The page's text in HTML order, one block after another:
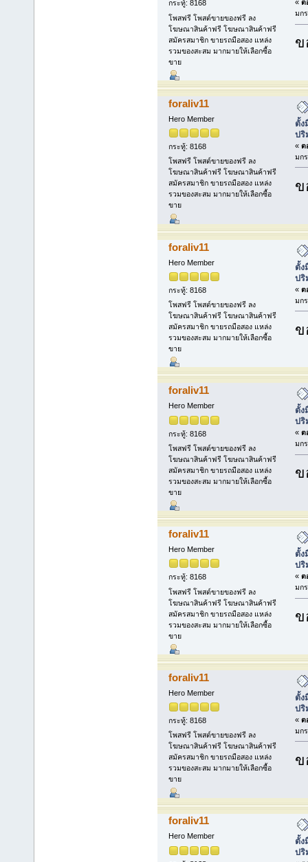
กระทู้: 8168
โพสฟรี โพสต์ขายของฟรี ลง
โฆษณาสินค้าฟรี โฆษณาสินค้าฟรี
สมัครสมาชิก ขายรถมือสอง แหล่ง
รวมของสะสม มากมายให้เลือกซื้อ
ขาย
« ต
มก
ข
foraliv11
Hero Member
กระทู้: 8168
โพสฟรี โพสต์ขายของฟรี ลง
โฆษณาสินค้าฟรี โฆษณาสินค้าฟรี
สมัครสมาชิก ขายรถมือสอง แหล่ง
รวมของสะสม มากมายให้เลือกซื้อ
ขาย
ตั้ง
ป
« ต
มก
ข
foraliv11
Hero Member
กระทู้: 8168
โพสฟรี โพสต์ขายของฟรี ลง
โฆษณาสินค้าฟรี โฆษณาสินค้าฟรี
สมัครสมาชิก ขายรถมือสอง แหล่ง
รวมของสะสม มากมายให้เลือกซื้อ
ขาย
ตั้ง
ป
« ต
มก
ข
foraliv11
Hero Member
กระทู้: 8168
โพสฟรี โพสต์ขายของฟรี ลง
โฆษณาสินค้าฟรี โฆษณาสินค้าฟรี
สมัครสมาชิก ขายรถมือสอง แหล่ง
รวมของสะสม มากมายให้เลือกซื้อ
ขาย
ตั้ง
ป
« ต
มก
ข
foraliv11
Hero Member
กระทู้: 8168
โพสฟรี โพสต์ขายของฟรี ลง
โฆษณาสินค้าฟรี โฆษณาสินค้าฟรี
สมัครสมาชิก ขายรถมือสอง แหล่ง
รวมของสะสม มากมายให้เลือกซื้อ
ขาย
ตั้ง
ป
« ต
มก
ข
foraliv11
Hero Member
กระทู้: 8168
โพสฟรี โพสต์ขายของฟรี ลง
โฆษณาสินค้าฟรี โฆษณาสินค้าฟรี
สมัครสมาชิก ขายรถมือสอง แหล่ง
รวมของสะสม มากมายให้เลือกซื้อ
ขาย
ตั้ง
ป
« ต
มก
ข
foraliv11
Hero Member
ตั้ง
ป